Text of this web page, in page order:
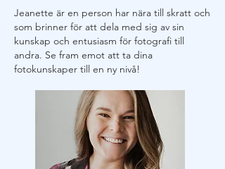
Jeanette är en person har nära till skratt och
som brinner för att dela med sig av sin
kunskap och entusiasm för fotografi till
andra. Se fram emot att ta dina
fotokunskaper till en ny nivå!